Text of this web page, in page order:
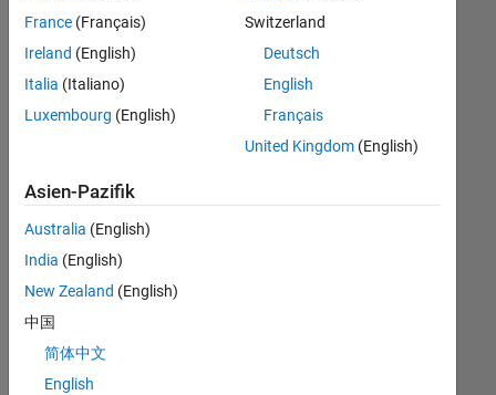
weiter
fassen
oder
alle
Stellenangebote
anzeigen .
noch
keine
offenen
Stellen
können,
die
Ihren
France (Français)
Ireland (English)
Italia (Italiano)
Luxembourg (English)
Switzerland
Deutsch
English
Français
United Kingdom(English)
Asien-Pazifik
Australia (English)
India (English)
New Zealand (English)
中国
简体中文
English